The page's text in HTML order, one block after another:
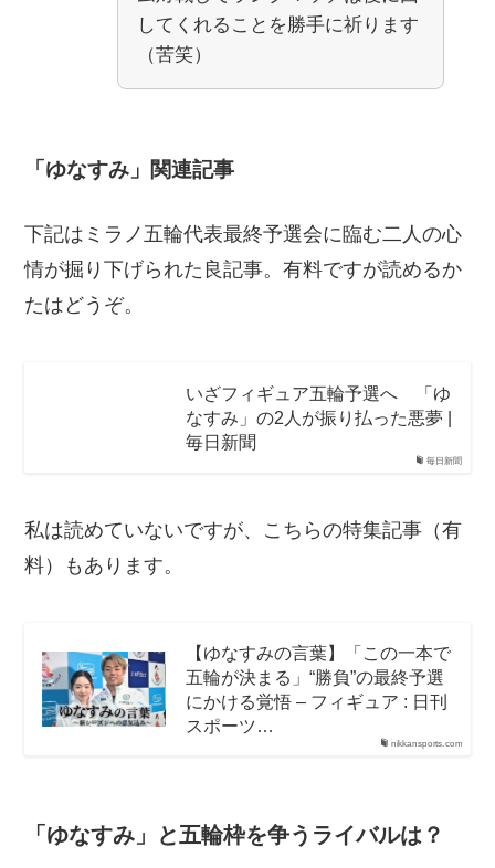
してくれることを勝手に祈ります
（苦笑）
「ゆなすみ」関連記事
下記はミラノ五輪代表最終予選会に臨む二人の心
情が掘り下げられた良記事。有料ですが読めるか
たはどうぞ。
毎日新聞
いざフィギュア五輪予選へ 「ゆ
なすみ」の2人が振り払った悪夢 |
毎日新聞
私は読めていないですが、こちらの特集記事（有
料）もあります。
nikkansports.com
【ゆなすみの言葉】「この一本で
五輪が決まる」“勝負”の最終予選
にかける覚悟 – フィギュア : 日刊
スポーツ…
「ゆなすみ」と五輪枠を争うライバルは？